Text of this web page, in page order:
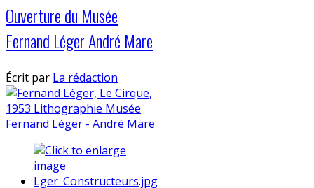
Ouverture du Musée
Fernand Léger André Mare
Écrit par La rédaction